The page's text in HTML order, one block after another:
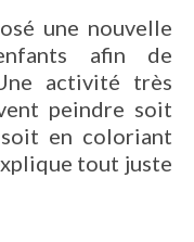
une nouvelle
afin de
activité très
peindre soit
en coloriant
tout juste